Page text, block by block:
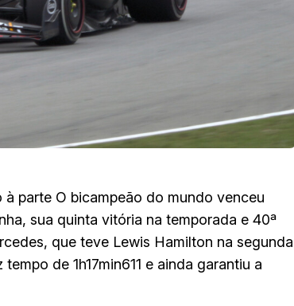
parte O bicampeão do mundo venceu
sua quinta vitória na temporada e 40ª
que teve Lewis Hamilton na segunda
de 1h17min611 e ainda garantiu a